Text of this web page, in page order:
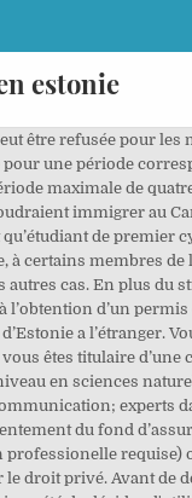
estonie
condition de séjour n'est exigée pour le regroupement de conjoints et de proches parents (y compris les enfants mineurs). Apprenez tout ce que vous devez savoir sur les études à l’étranger, qu’il s’agisse de postuler dans les écoles, de trouver des bourses d’études à l’étranger ou d’excellent taux de réussite. Les documents suivants doivent êtres soumis en vue de l’application pour un permis de résidence provisoire: (i)Un formulaire officiel de demande; (ii) passport valable; (iii) Un document de voyage valable et dont la validité court jusqu’à minimum 3 mois après l’expiration du permis de résidence et sa copie; (iv) Documents prouvant les motifs du permis de résidence provisoire; (vii) Document prouvant que l’étranger possède un local pour se loger en Estonie qui lui appartient ou sur base d’un contrat de location ; (ix) Document de l’assurance santé (doit être présenter une fois que la décision d’accorder le permis provisoire de résidence ait été prise); (X) document, prouvant que les frais d’état de 65 ou 100 EUR (permis de résidence pour emploi) ou 160 EUR (permis de résidence pour affaires) ait été payés. Preparation au Cours IELTS. Immigrer au canada en famille comme travailleur temporaire . Établi par la section 203 (c) de la loi sur l’immigration et la nationalité (INA), la loterie DV ou le